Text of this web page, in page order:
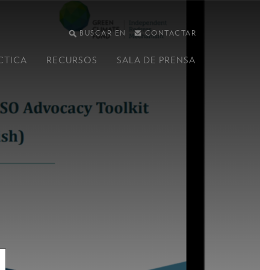
BUSCAR EN CONTACTAR
RECURSOS SALA DE PRENSA